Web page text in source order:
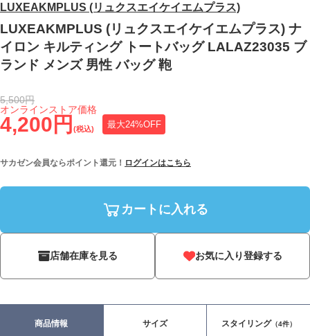
LUXEAKMPLUS (リュクスエイケイエムプラス)
LUXEAKMPLUS (リュクスエイケイエムプラス) ナ
イロン キルティング トートバッグ LALAZ23035 ブ
ランド メンズ 男性 バッグ 鞄
4,200円 (税込) 最大24%OFF
オンラインストア価格
5,500円
サカゼン会員ならポイント還元！ ログインはこちら
カートに入れる
店舗在庫を見る お気に入り登録する
商品情報 サイズ スタイリング（4件）